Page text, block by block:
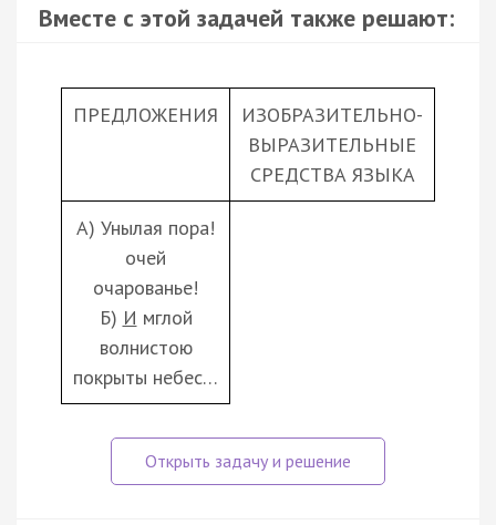
Вместе с этой задачей также решают:
ПРЕДЛОЖЕНИЯ
ИЗОБРАЗИТЕЛЬНО-
ВЫРАЗИТЕЛЬНЫЕ
СРЕДСТВА ЯЗЫКА
А) Унылая пора!
очей
очарованье!
Б) И мглой
волнистою
покрыты небес…